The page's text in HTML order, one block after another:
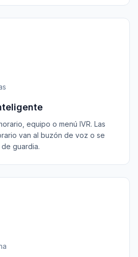
equipo o menú IVR. Las
van al buzón de voz o se
guardia.